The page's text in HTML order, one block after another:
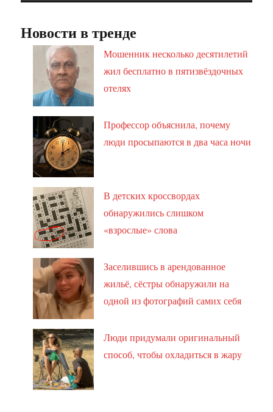
Новости в тренде
Мошенник несколько десятилетий
жил бесплатно в пятизвёздочных
отелях
Профессор объяснила, почему
люди просыпаются в два часа ночи
В детских кроссвордах
обнаружились слишком
«взрослые» слова
Заселившись в арендованное
жильё, сёстры обнаружили на
одной из фотографий самих себя
Люди придумали оригинальный
способ, чтобы охладиться в жару